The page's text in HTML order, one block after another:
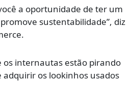
a oportunidade de ter um
sustentabilidade”, diz
os internautas estão pirando
adquirir os lookinhos usados